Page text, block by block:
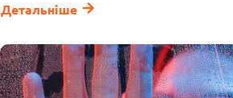
Детальніше